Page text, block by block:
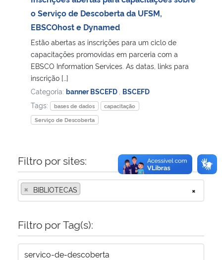
o Serviço de Descoberta da UFSM,
EBSCOhost e Dynamed
Estão abertas as inscrições para um ciclo de
capacitações promovidas em parceria com a
EBSCO Information Services. As datas, links para
inscrição […]
Categoria: banner BSCEFD BSCEFD
Tags:
bases de dados
capacitação
Serviço de Descoberta
Filtro por sites:
×
× BIBLIOTECAS
Filtro por Tag(s):